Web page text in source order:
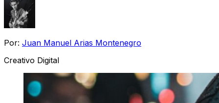
Por: Juan Manuel Arias Montenegro
Creativo Digital